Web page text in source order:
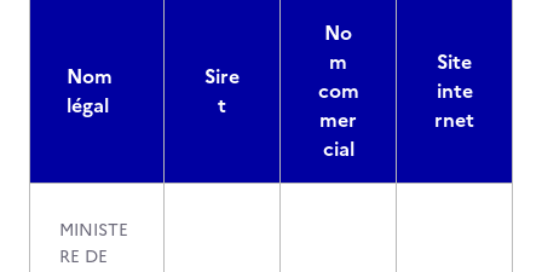
Nom
légal
Sire
t
No
m
com
mer
cial
Site
inte
rnet
MINISTE
RE DE